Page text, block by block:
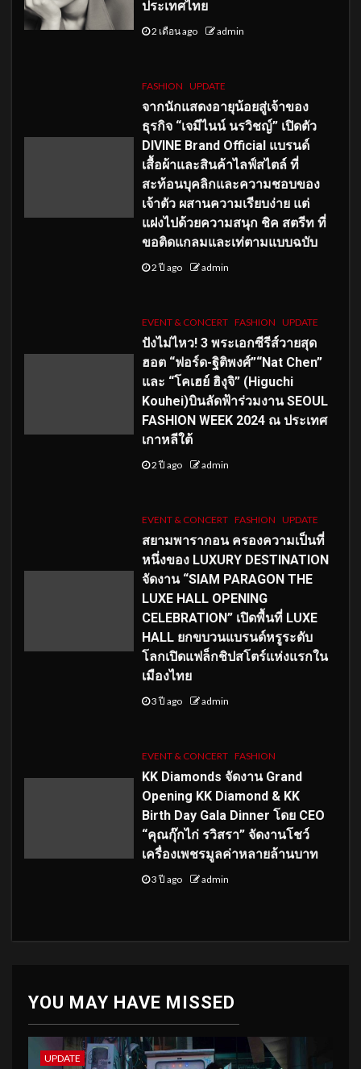
ประเทศไทย
2 เดือน ago admin
FASHION UPDATE
จากนักแสดงอายุน้อยสู่เจ้าของ
ธุรกิจ “เจมีไนน์ นรวิชญ์” เปิดตัว
DIVINE Brand Official แบรนด์
เสื้อผ้าและสินค้าไลฟ์สไตล์ ที่
สะท้อนบุคลิกและความชอบของ
เจ้าตัว ผสานความเรียบง่าย แต่
แฝงไปด้วยความสนุก ชิค สตรีท ที่
ขอติดแกลมและเท่ตามแบบฉบับ
2 ปี ago admin
EVENT & CONCERT FASHION UPDATE
ปังไม่ไหว! 3 พระเอกซีรีส์วายสุด
ฮอต “ฟอร์ด-ฐิติพงศ์”“Nat Chen”
และ “โคเฮย์ ฮิงุจิ” (Higuchi
Kouhei)บินลัดฟ้าร่วมงาน SEOUL
FASHION WEEK 2024 ณ ประเทศ
เกาหลีใต้
2 ปี ago admin
EVENT & CONCERT FASHION UPDATE
สยามพารากอน ครองความเป็นที่
หนึ่งของ LUXURY DESTINATION
จัดงาน “SIAM PARAGON THE
LUXE HALL OPENING
CELEBRATION” เปิดพื้นที่ LUXE
HALL ยกขบวนแบรนด์หรูระดับ
โลกเปิดแฟล็กชิปสโตร์แห่งแรกใน
เมืองไทย
3 ปี ago admin
EVENT & CONCERT FASHION
KK Diamonds จัดงาน Grand
Opening KK Diamond & KK
Birth Day Gala Dinner โดย CEO
“คุณกุ๊กไก่ รวิสรา” จัดงานโชว์
เครื่องเพชรมูลค่าหลายล้านบาท
3 ปี ago admin
YOU MAY HAVE MISSED
UPDATE